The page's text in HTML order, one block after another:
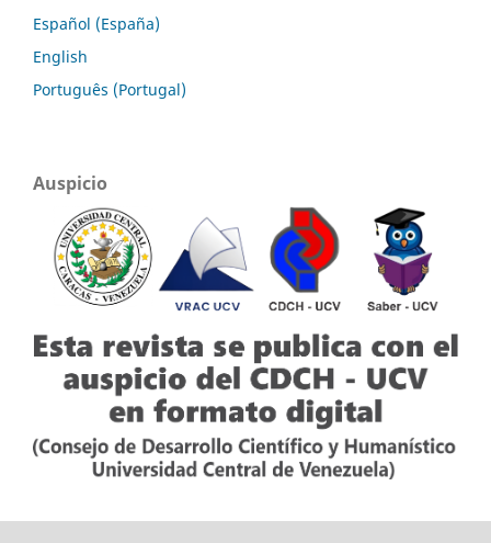
Español (España)
English
Português (Portugal)
Auspicio